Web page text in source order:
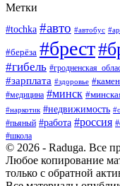
Метки
#tochka #авто #автобус
#берёза #брест
#гибель
#зарплата #здоровье
#медицина #минск
#наркотик #недвижимость
#пьяный #работа #россия
#школа
© 2026 - Raduga. Все
Любое копирование
только с обратной